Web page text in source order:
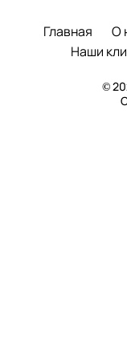
Главная О
Наши
©